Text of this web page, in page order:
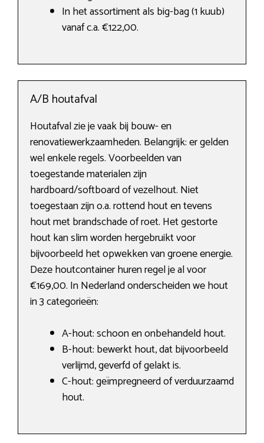
In het assortiment als big-bag (1 kuub)
vanaf c.a. €122,00.
A/B houtafval
Houtafval zie je vaak bij bouw- en
renovatiewerkzaamheden. Belangrijk: er gelden
wel enkele regels. Voorbeelden van
toegestande materialen zijn
hardboard/softboard of vezelhout. Niet
toegestaan zijn o.a. rottend hout en tevens
hout met brandschade of roet. Het gestorte
hout kan slim worden hergebruikt voor
bijvoorbeeld het opwekken van groene energie.
Deze houtcontainer huren regel je al voor
€169,00. In Nederland onderscheiden we hout
in 3 categorieën:
A-hout: schoon en onbehandeld hout.
B-hout: bewerkt hout, dat bijvoorbeeld
verlijmd, geverfd of gelakt is.
C-hout: geïmpregneerd of verduurzaamd
hout.